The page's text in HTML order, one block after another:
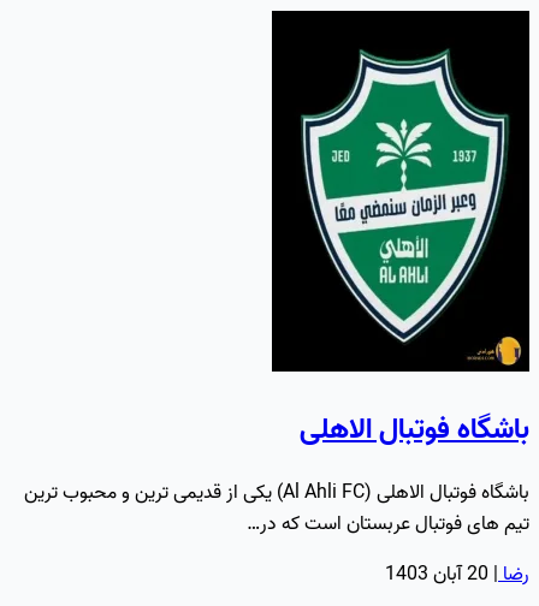
باشگاه فوتبال الاهلی
باشگاه فوتبال الاهلی (Al Ahli FC) یکی از قدیمی ترین و محبوب ترین
تیم های فوتبال عربستان است که در…
رضا| 20 آبان 1403